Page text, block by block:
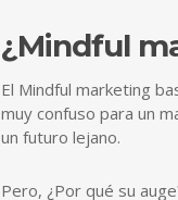
¿Mindful
El Mindful marketing
muy confuso para un
un futuro lejano.
Pero, ¿Por qué su